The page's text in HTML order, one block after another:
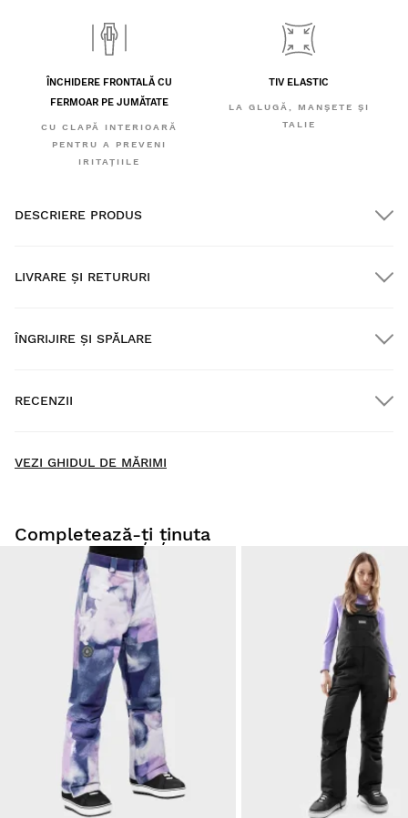
ÎNCHIDERE FRONTALĂ CU
FERMOAR PE JUMĂTATE
CU CLAPĂ INTERIOARĂ
PENTRU A PREVENI
IRITAȚIILE
TIV ELASTIC
LA GLUGĂ, MANȘETE ȘI
TALIE
DESCRIERE PRODUS
LIVRARE ȘI RETURURI
Livrare la domiciliu la comenzi de peste $300.00
Probează produsele noastre confortabil acasă. Ai la
dispoziție 30 zile de la data livrării pentru a efectua un
Din contul tău de utilizator, poți returna ușor și rapid un
produs din comanda ta.
Afișează rambursarea pe metoda de plată
originală
De la $9.95
ÎNGRIJIRE ȘI SPĂLARE
RECENZII
VEZI GHIDUL DE MĂRIMI
Completează-ți ținuta